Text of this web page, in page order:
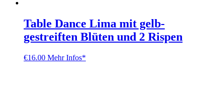
Table Dance Lima mit gelb-
gestreiften Blüten und 2 Rispen
€16.00 Mehr Infos*